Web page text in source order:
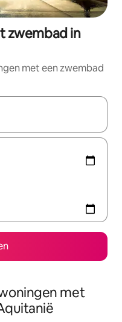
zwembad in
met een zwembad
zijn, maak je een keuze
met